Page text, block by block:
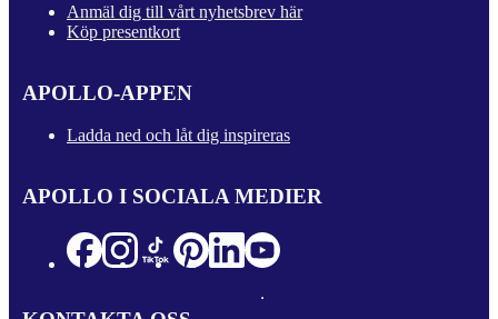
Anmäl dig till vårt nyhetsbrev här
Köp presentkort
APOLLO-APPEN
Ladda ned och låt dig inspireras
APOLLO I SOCIALA MEDIER